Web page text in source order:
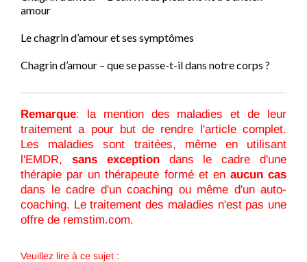
amour
Le chagrin d’amour et ses symptômes
Chagrin d’amour – que se passe-t-il dans notre corps ?
Remarque: la mention des maladies et de leur
traitement a pour but de rendre l'article complet.
Les maladies sont traitées, même en utilisant
l'EMDR, sans exceptiondans le cadre d'une
thérapie par un thérapeute formé et en aucun cas
dans le cadre d'un coaching ou même d'un auto-
coaching. Le traitement des maladies n'est pas une
offre de remstim.com.
Veuillez lire à ce sujet :